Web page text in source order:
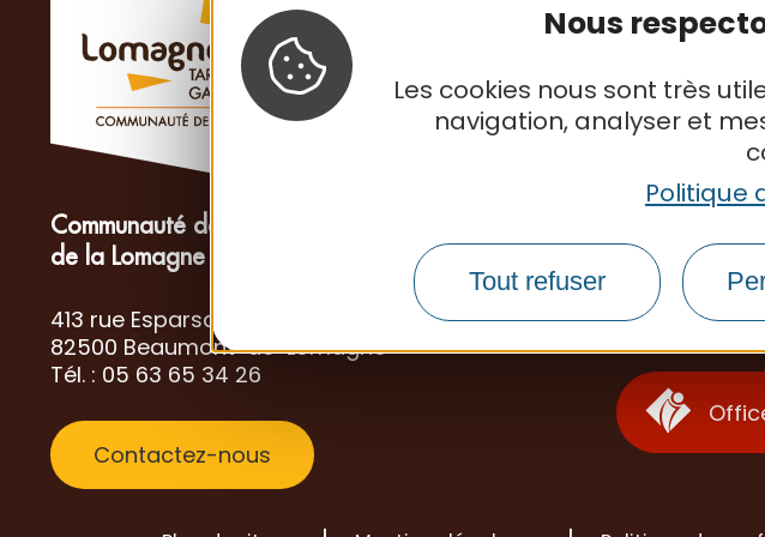
Nous
Les cookies nous sont très
navigation, analyser et
Politique
Tout refuser
Communauté de Communes
de la Lomagne Tarn-et-Garonnaise
413 rue Esparsac
82500 Beaumont-de-Lomagne
Tél. : 05 63 65 34 26
Contactez-nous
S'inscrire